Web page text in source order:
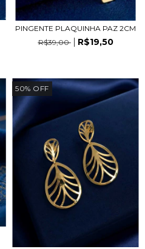
PINGENTE PLAQUINHA PAZ 2CM
R$39,00
R$19,50
50% OFF